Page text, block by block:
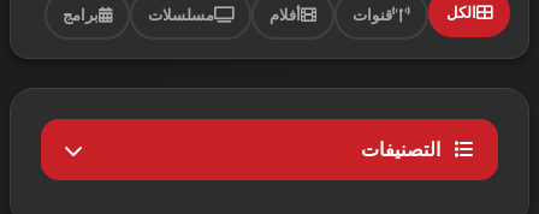
الكل قنوات أفلام مسلسلات برامج
التصنيفات